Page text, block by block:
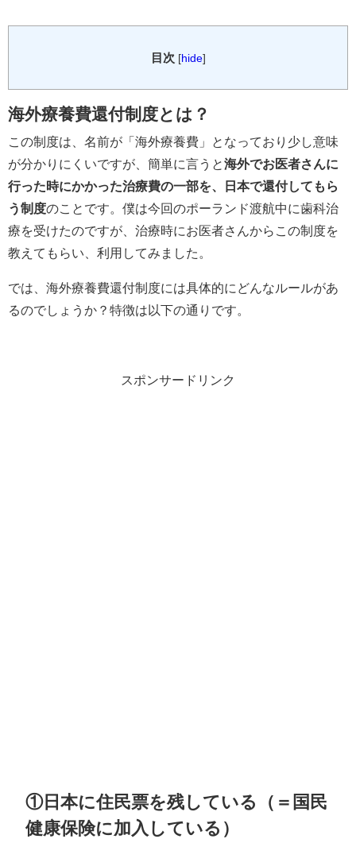
目次 [hide]
海外療養費還付制度とは？
この制度は、名前が「海外療養費」となっており少し意味
が分かりにくいですが、簡単に言うと海外でお医者さんに
行った時にかかった治療費の一部を、日本で還付してもら
う制度のことです。僕は今回のポーランド渡航中に歯科治
療を受けたのですが、治療時にお医者さんからこの制度を
教えてもらい、利用してみました。
では、海外療養費還付制度には具体的にどんなルールがあ
るのでしょうか？特徴は以下の通りです。
スポンサードリンク
①日本に住民票を残している（＝国民
健康保険に加入している）